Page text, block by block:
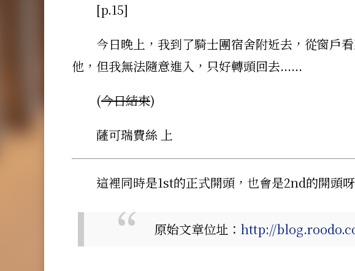
[p.15]
今日晚上，我到了騎士團宿舍附近去，從窗戶
他，但我無法隨意進入，只好轉頭回去......
(今日結束)
薩可瑞費絲 上
這裡同時是1st的正式開頭，也會是2nd的開頭
原始文章位址： http://